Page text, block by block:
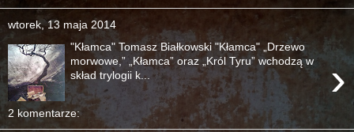
wtorek, 13 maja 2014
›
"Kłamca" Tomasz Białkowski "Kłamca" „Drzewo
morwowe,” „Kłamca” oraz „Król Tyru” wchodzą w
skład trylogii k...
2 komentarze: